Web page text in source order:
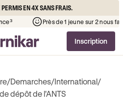
EN 4X SANS FRAIS.
1ère auto-école de France³
Inscription
/Demarches/International/
dépôt de l'ANTS